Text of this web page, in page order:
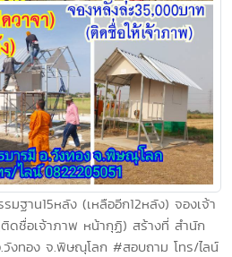
ฐาน15หลัง (เหลืออีก12หลัง) จองเจ้า
ดชื่อเจ้าภาพ หน้ากุฏิ) สร้างที่ สำนัก
งทอง จ.พิษณุโลก #สอบถาม โทร/ไลน์